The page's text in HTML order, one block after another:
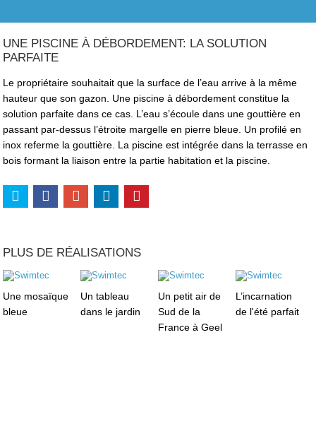
UNE PISCINE À DÉBORDEMENT: LA SOLUTION
PARFAITE
Le propriétaire souhaitait que la surface de l’eau arrive à la même
hauteur que son gazon. Une piscine à débordement constitue la
solution parfaite dans ce cas. L’eau s’écoule dans une gouttière en
passant par-dessus l’étroite margelle en pierre bleue. Un profilé en
inox referme la gouttière. La piscine est intégrée dans la terrasse en
bois formant la liaison entre la partie habitation et la piscine.
PLUS DE RÉALISATIONS
Une mosaïque
bleue
Un tableau
dans le jardin
Un petit air de
Sud de la
France à Geel
L’incarnation
de l'été parfait